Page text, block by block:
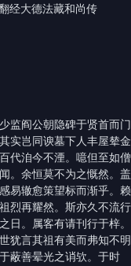
经大德法藏和尚传
阎公朝隐碑于贤首而门
实岂同谀墓下人丰屋辇金
代洎今不湮。噫但至如僧
。余恒莫不为之慨然。盖
易辙愈策望标而渐乎。赖
烈再耀然。斯亦久不流行
日。属客有请刊行于梓。
犹言其祖有美而弗知不明
蔽善晕光之诮欤。于时